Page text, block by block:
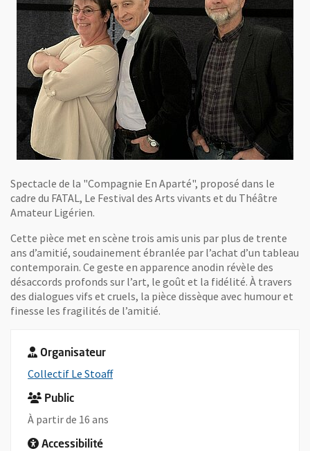
Spectacle de la "Compagnie En Aparté", proposé dans le
cadre du FATAL, Le Festival des Arts vivants et du Théâtre
Amateur Ligérien.
Cette pièce met en scène trois amis unis par plus de trente
ans d’amitié, soudainement ébranlée par l’achat d’un tableau
contemporain. Ce geste en apparence anodin révèle des
désaccords profonds sur l’art, le goût et la fidélité. À travers
des dialogues vifs et cruels, la pièce dissèque avec humour et
finesse les fragilités de l’amitié.
Organisateur
Collectif Le Stoaff, Ouvre une nouvelle fenêtre
Public
À partir de 16 ans
Accessibilité